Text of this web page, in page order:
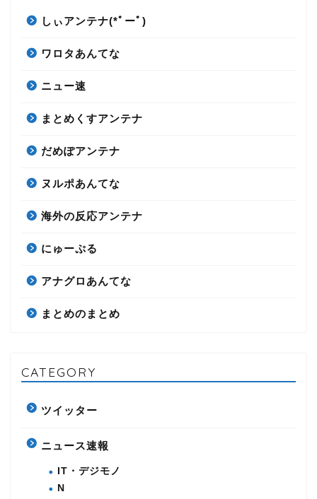
しぃアンテナ(*ﾟーﾟ)
ワロタあんてな
ニュー速
まとめくすアンテナ
だめぽアンテナ
ヌルポあんてな
海外の反応アンテナ
にゅーぷる
アナグロあんてな
まとめのまとめ
CATEGORY
ツイッター
ニュース速報
IT・デジモノ
N